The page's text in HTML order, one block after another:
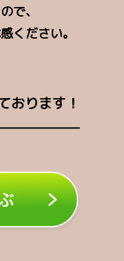
で、
ください。
おります！